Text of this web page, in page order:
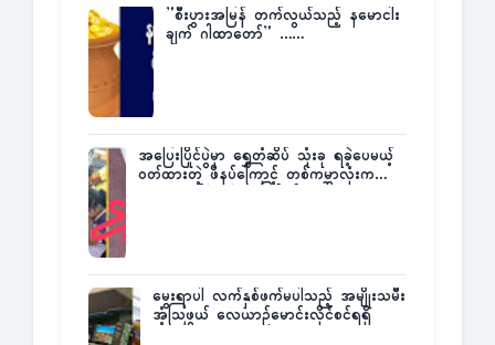
”စီးပွားအမြန် တက်လွယ်သည့် နမောငါး
ချက် ဂါထာတော်” ……
အပြေးပြိုင်ပွဲမှာ ရွှေတံဆိပ် သုံးခု ရခဲ့ပေမယ့်
ဝတ်ထားတဲ့ ဖိနပ်ကြောင့် တစ်ကမ္ဘာလုံးက
မွေးရာပါ လက်နှစ်ဖက်မပါသည့် အမျိုးသမီး
အံ့သြဖွယ် လေယာဉ်မောင်းလိုင်စင်ရရှိ